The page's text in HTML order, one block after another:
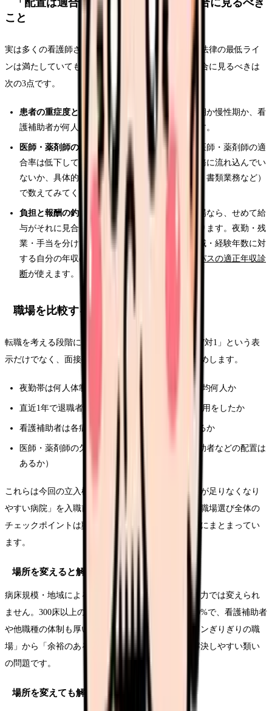
こと
実は多くの看護師さんの実感はこちらのはずです。法律の最低ライ
ンは満たしていても、きつさは消えません。その場合に見るべきは
次の3点です。
患者の重症度と業務範囲
：同じ配置でも、急性期か慢性期か、看
護補助者が何人いるかで負担はまったく違います。
医師・薬剤師の不足のしわ寄せ
：今回の検査で医師・薬剤師の適
合率は低下しています。他職種の不足が看護業務に流れ込んでい
ないか、具体的な業務（薬剤の混注、検査搬送、書類業務など）
で数えてみてください。
負担と報酬の釣り合い
：負担が構造的に重い職場なら、せめて給
与がそれに見合っているかを確かめる価値があります。夜勤・残
業・手当を分けて整理するには
が、地域・経験年数に対
する自分の年収の立ち位置を知るには
給料コンパスの適正年収診
断が使えます。
職場を比較するときに聞くべき質問
転職を考える段階になったら、求人票の「配置基準7対1」という表
示だけでなく、面接や見学で次を聞くことをおすすめします。
夜勤帯は何人体制で、1人あたりの受け持ちは平均何人か
直近1年で退職者が出たとき、補充までどんな運用をしたか
看護補助者は各病棟に何人いて、夜勤帯にもいるか
医師・薬剤師の欠員はないか（医師事務作業補助者などの配置は
あるか）
これらは今回の立入検査結果が示した「構造的に人が足りなくなり
やすい病院」を入職前に見分けるための質問です。職場選び全体の
チェックポイントは職場選び・求人票の完全ガイド
にまとまってい
ます。
場所を変えると解決しやすいこと
病床規模・地域による人員の厚みの差は、個人の努力では変えられ
ません。300床以上の病院は配置標準の適合率が100%で、看護補助者
や他職種の体制も厚い傾向があります。「最低ラインぎりぎりの職
場」から「余裕のある職場」への移動は、転職で解決しやすい類い
の問題です。
場所を変えても解決しにくいこと